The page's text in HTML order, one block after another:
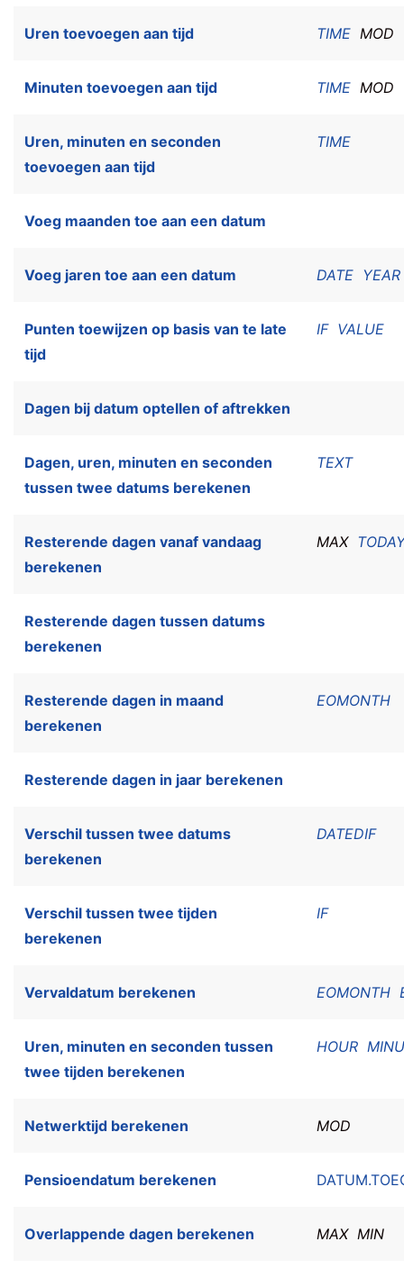
Uren toevoegen aan tijd TIME MOD
Minuten toevoegen aan tijd TIME MOD
Uren, minuten en seconden
toevoegen aan tijd
TIME
Voeg maanden toe aan een datum
Voeg jaren toe aan een datum DATE YEAR
Punten toewijzen op basis van te late
tijd
IF VALUE
Dagen bij datum optellen of aftrekken
Dagen, uren, minuten en seconden
tussen twee datums berekenen
TEXT
Resterende dagen vanaf vandaag
berekenen
MAX
Resterende dagen tussen datums
berekenen
Resterende dagen in maand
berekenen
EOMONTH
Resterende dagen in jaar berekenen
Verschil tussen twee datums
berekenen
DATEDIF
Verschil tussen twee tijden
berekenen
IF
Vervaldatum berekenen EOMONTH
Uren, minuten en seconden tussen
twee tijden berekenen
HOUR
Netwerktijd berekenen MOD
Pensioendatum berekenen
Overlappende dagen berekenen MAX MIN